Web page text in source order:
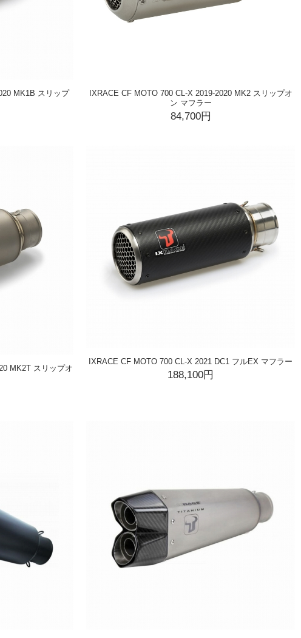
MK1B スリップ
IXRACE CF MOTO 700 CL-X 2019-2020 MK2 スリップオ
ン マフラー
84,700円
MK2T スリップオ
IXRACE CF MOTO 700 CL-X 2021 DC1 フルEX マフラー
188,100円